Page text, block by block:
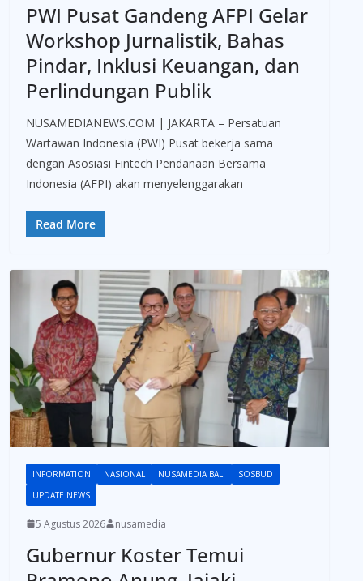
PWI Pusat Gandeng AFPI Gelar
Workshop Jurnalistik, Bahas
Pindar, Inklusi Keuangan, dan
Perlindungan Publik
NUSAMEDIANEWS.COM | JAKARTA – Persatuan
Wartawan Indonesia (PWI) Pusat bekerja sama
dengan Asosiasi Fintech Pendanaan Bersama
Indonesia (AFPI) akan menyelenggarakan
Read More
INFORMATION NASIONAL NUSAMEDIA BALI
SOSBUD
UPDATE NEWS
5 Agustus 2026 nusamedia
Gubernur Koster Temui